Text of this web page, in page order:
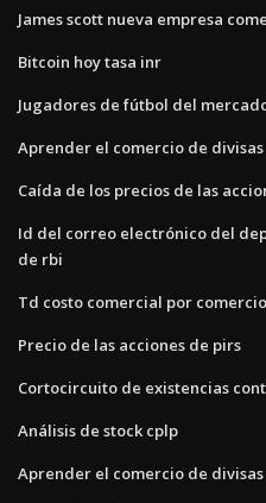
James scott nueva empresa
Bitcoin hoy tasa inr
Jugadores de fútbol del
Aprender el comercio de
Caída de los precios de las
Id del correo electrónico del
de rbi
Td costo comercial por comercio
Precio de las acciones de pirs
Cortocircuito de existencias
Análisis de stock cplp
Aprender el comercio de